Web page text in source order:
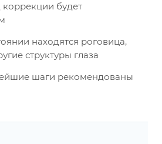
будет
находятся роговица,
структуры глаза
шаги рекомендованы